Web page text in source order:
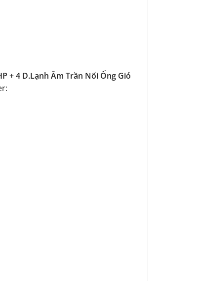
+ 4 D.Lạnh Âm Trần Nối Ống Gió